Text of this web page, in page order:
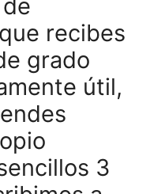
recibes
grado
útil,
3